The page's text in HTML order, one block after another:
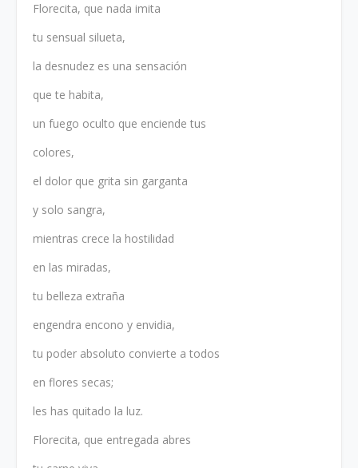
Florecita, que nada imita
tu sensual silueta,
la desnudez es una sensación
que te habita,
un fuego oculto que enciende tus
colores,
el dolor que grita sin garganta
y solo sangra,
mientras crece la hostilidad
en las miradas,
tu belleza extraña
engendra encono y envidia,
tu poder absoluto convierte a todos
en flores secas;
les has quitado la luz.
Florecita, que entregada abres